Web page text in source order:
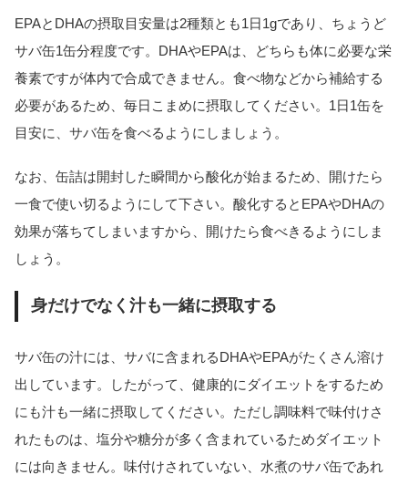
EPAとDHAの摂取目安量は2種類とも1日1gであり、ちょうど
サバ缶1缶分程度です。DHAやEPAは、どちらも体に必要な栄
養素ですが体内で合成できません。食べ物などから補給する
必要があるため、毎日こまめに摂取してください。1日1缶を
目安に、サバ缶を食べるようにしましょう。
なお、缶詰は開封した瞬間から酸化が始まるため、開けたら
一食で使い切るようにして下さい。酸化するとEPAやDHAの
効果が落ちてしまいますから、開けたら食べきるようにしま
しょう。
身だけでなく汁も一緒に摂取する
サバ缶の汁には、サバに含まれるDHAやEPAがたくさん溶け
出しています。したがって、健康的にダイエットをするため
にも汁も一緒に摂取してください。ただし調味料で味付けさ
れたものは、塩分や糖分が多く含まれているためダイエット
には向きません。味付けされていない、水煮のサバ缶であれ